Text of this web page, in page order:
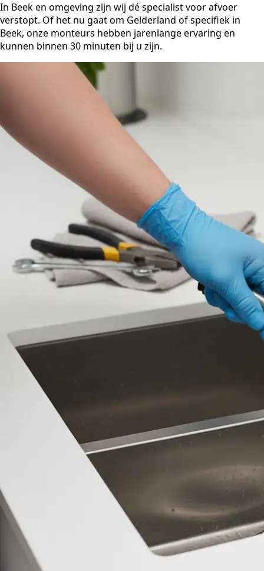
In Beek en omgeving zijn wij dé specialist voor afvoer
verstopt. Of het nu gaat om Gelderland of specifiek in
Beek, onze monteurs hebben jarenlange ervaring en
kunnen binnen 30 minuten bij u zijn.